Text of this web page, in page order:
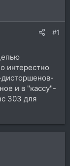
#1
интерестно
и в "кассу"-
303 для